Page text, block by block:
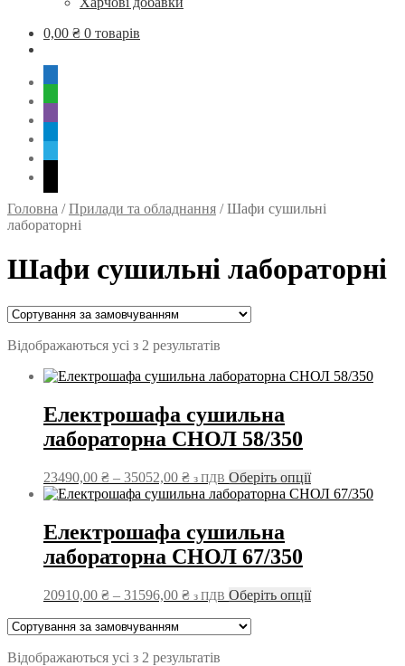
0,00 ₴ 0 товарів
Головна /Прилади та обладнання /Шафи сушильні
лабораторні
Шафи сушильні лабораторні
Відображаються усі з 2 результатів
Електрошафа сушильна
лабораторна СНОЛ 58/350
23490,00 ₴ – 35052,00 ₴Діапазон
цін:
до
35052,00 ₴
з ПДВ Оберіть опціїЦей
товар
вибрати
на
Електрошафа сушильна
лабораторна СНОЛ 67/350
20910,00 ₴ – 31596,00 ₴Діапазон
до
з ПДВ Оберіть опціїЦей
Відображаються усі з 2 результатів